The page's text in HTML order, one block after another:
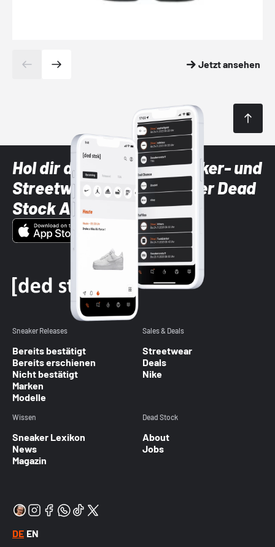
Jetzt ansehen
Hol dir die neuesten Sneaker- und
Streetwear-Brands mit der Dead
Stock App
Sneaker Releases
Bereits bestätigt
Bereits erschienen
Nicht bestätigt
Marken
Modelle
Sales & Deals
Streetwear
Deals
Nike
Wissen
Sneaker Lexikon
News
Magazin
Dead Stock
About
Jobs
DE EN